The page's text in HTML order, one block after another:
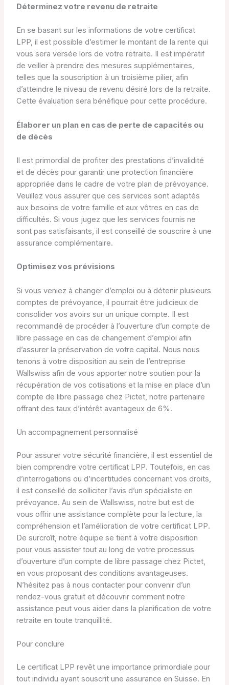
Déterminez votre revenu de retraite
En se basant sur les informations de votre certificat
LPP, il est possible d’estimer le montant de la rente qui
vous sera versée lors de votre retraite. Il est impératif
de veiller à prendre des mesures supplémentaires,
telles que la souscription à un troisième pilier, afin
d’atteindre le niveau de revenu désiré lors de la retraite.
Cette évaluation sera bénéfique pour cette procédure.
Élaborer un plan en cas de perte de capacités ou
de décès
Il est primordial de profiter des prestations d’invalidité
et de décès pour garantir une protection financière
appropriée dans le cadre de votre plan de prévoyance.
Veuillez vous assurer que ces services sont adaptés
aux besoins de votre famille et aux vôtres en cas de
difficultés. Si vous jugez que les services fournis ne
sont pas satisfaisants, il est conseillé de souscrire à une
assurance complémentaire.
Optimisez vos prévisions
Si vous veniez à changer d’emploi ou à détenir plusieurs
comptes de prévoyance, il pourrait être judicieux de
consolider vos avoirs sur un unique compte. Il est
recommandé de procéder à l’ouverture d’un compte de
libre passage en cas de changement d’emploi afin
d’assurer la préservation de votre capital. Nous nous
tenons à votre disposition au sein de l’entreprise
Wallswiss afin de vous apporter notre soutien pour la
récupération de vos cotisations et la mise en place d’un
compte de libre passage chez Pictet, notre partenaire
offrant des taux d’intérêt avantageux de 6%.
Un accompagnement personnalisé
Pour assurer votre sécurité financière, il est essentiel de
bien comprendre votre certificat LPP. Toutefois, en cas
d’interrogations ou d’incertitudes concernant vos droits,
il est conseillé de solliciter l’avis d’un spécialiste en
prévoyance. Au sein de Wallswiss, notre but est de
vous offrir une assistance complète pour la lecture, la
compréhension et l’amélioration de votre certificat LPP.
De surcroît, notre équipe se tient à votre disposition
pour vous assister tout au long de votre processus
d’ouverture d’un compte de libre passage chez Pictet,
en vous proposant des conditions avantageuses.
N’hésitez pas à nous contacter pour convenir d’un
rendez-vous gratuit et découvrir comment notre
assistance peut vous aider dans la planification de votre
retraite en toute tranquillité.
Pour conclure
Le certificat LPP revêt une importance primordiale pour
tout individu ayant souscrit une assurance en Suisse. En